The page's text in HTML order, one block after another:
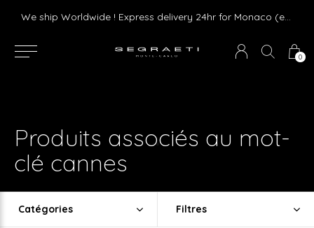
0
We ship Worldwide ! Express delivery 24hr for Monaco (excluding furniture)
Produits associés au mot-
clé cannes
Catégories Filtres